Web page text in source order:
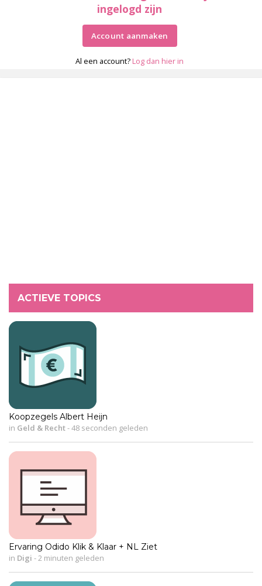
ingelogd zijn
Account aanmaken
Al een account? Log dan hier in
ACTIEVE TOPICS
Koopzegels Albert Heijn
in Geld & Recht-48 seconden geleden
Ervaring Odido Klik & Klaar + NL Ziet
in Digi -2 minuten geleden